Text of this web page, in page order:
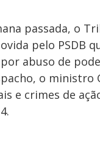
passada, o
pelo PSDB
abuso de
o
e crimes de